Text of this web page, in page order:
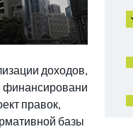
доходов,
правок,
базы